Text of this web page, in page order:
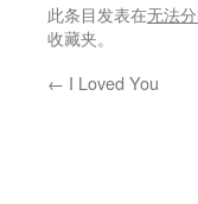
此条目发表在无法
收藏夹。
← I Loved You